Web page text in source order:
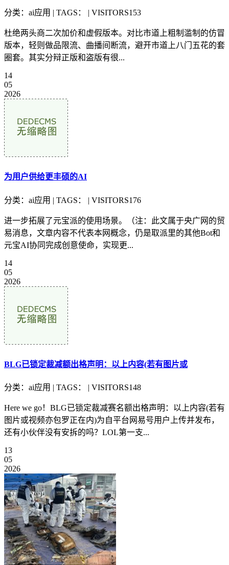
分类：ai应用 | TAGS： | VISITORS153
杜绝两头商二次加价和虚假版本。对比市道上粗制滥制的仿冒
版本，轻则做品限流、曲播间断流，避开市道上八门五花的套
圈套。其实分辩正版和盗版有很...
14
05
2026
为用户供给更丰硕的AI
分类：ai应用 | TAGS： | VISITORS176
进一步拓展了元宝派的使用场景。（注：此文属于央广网的贸
易消息，文章内容不代表本网概念，仍是取派里的其他Bot和
元宝AI协同完成创意使命，实现更...
14
05
2026
BLG已锁定裁减额出格声明：以上内容(若有图片或
分类：ai应用 | TAGS： | VISITORS148
Here we go！BLG已锁定裁减赛名额出格声明：以上内容(若有
图片或视频亦包罗正在内)为自平台网易号用户上传并发布，
还有小伙伴没有安拆的吗？LOL第一支...
13
05
2026